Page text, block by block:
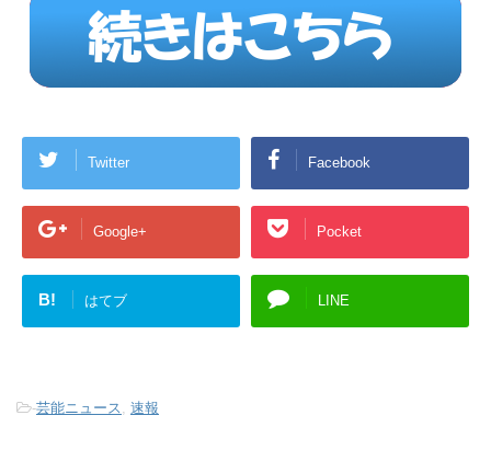
Twitter Facebook
Google+ Pocket
B! はてブ LINE
-芸能ニュース 速報